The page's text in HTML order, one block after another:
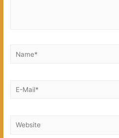
Name*
E-
Website